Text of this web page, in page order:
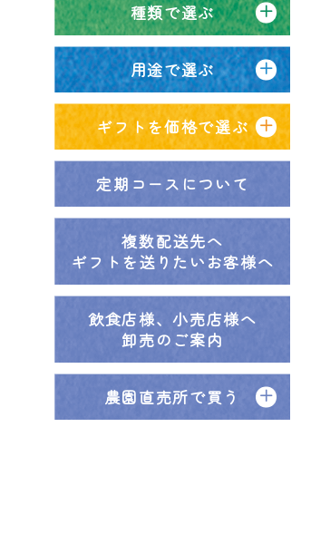
種類で選ぶ
用途で選ぶ
ギフトを価格で選ぶ
定期コースについて
複数配送先へ
ギフトを送りたいお客様へ
飲食店様、小売店様へ
卸売のご案内
農園直売所で買う